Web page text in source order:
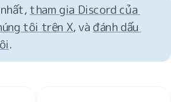
tham gia Discord của
tôi trên X, và đánh dấu
.